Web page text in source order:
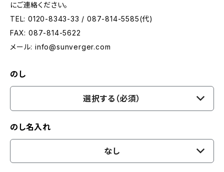
にご連絡ください。
TEL: 0120-8343-33 / 087-814-5585(代)
FAX: 087-814-5622
メール: info@sunverger.com
のし
選択する（必須）
のし名入れ
なし